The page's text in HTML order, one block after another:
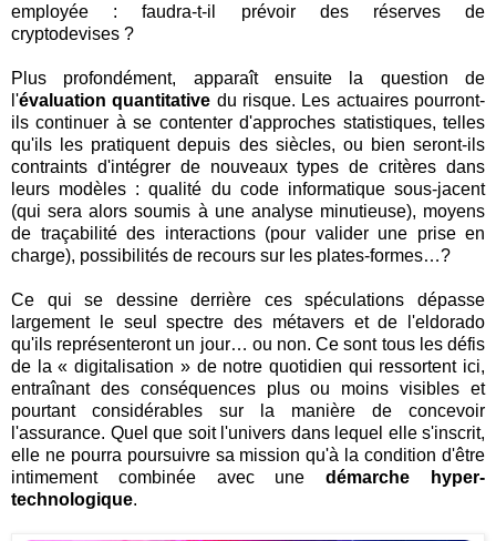
employée : faudra-t-il prévoir des réserves de
cryptodevises ?
Plus profondément, apparaît ensuite la question de
l'évaluation quantitative du risque. Les actuaires pourront-
ils continuer à se contenter d'approches statistiques, telles
qu'ils les pratiquent depuis des siècles, ou bien seront-ils
contraints d'intégrer de nouveaux types de critères dans
leurs modèles : qualité du code informatique sous-jacent
(qui sera alors soumis à une analyse minutieuse), moyens
de traçabilité des interactions (pour valider une prise en
charge), possibilités de recours sur les plates-formes…?
Ce qui se dessine derrière ces spéculations dépasse
largement le seul spectre des métavers et de l'eldorado
qu'ils représenteront un jour… ou non. Ce sont tous les défis
de la « digitalisation » de notre quotidien qui ressortent ici,
entraînant des conséquences plus ou moins visibles et
pourtant considérables sur la manière de concevoir
l'assurance. Quel que soit l'univers dans lequel elle s'inscrit,
elle ne pourra poursuivre sa mission qu'à la condition d'être
intimement combinée avec unedémarche hyper-
technologique.